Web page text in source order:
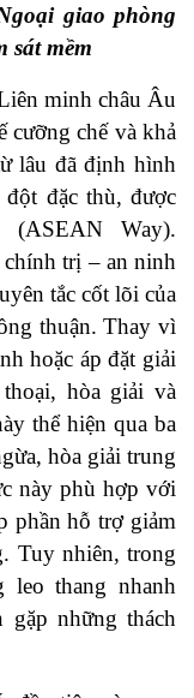
giao phòng
sát mềm
minh châu Âu
cưỡng chế và khả
lâu đã định hình
đặc thù, được
(ASEAN Way).
chính trị – an ninh
tắc cốt lõi của
thuận. Thay vì
hoặc áp đặt giải
hòa giải và
thể hiện qua ba
hòa giải trung
này phù hợp với
phần hỗ trợ giảm
Tuy nhiên, trong
leo thang nhanh
gặp những thách